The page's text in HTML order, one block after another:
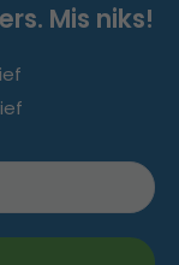
Mis niks!